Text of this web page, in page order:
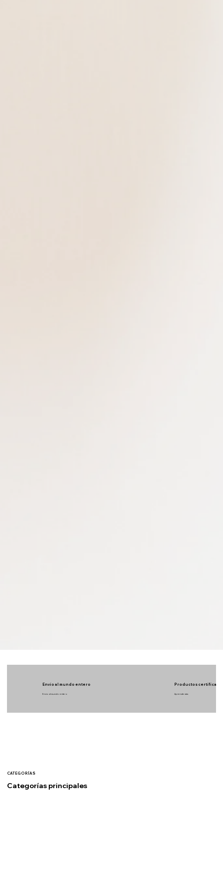
Envío al mundo entero
Envío al mundo entero
Productos
Aprende más
CATEGORÍAS
Categorías principales